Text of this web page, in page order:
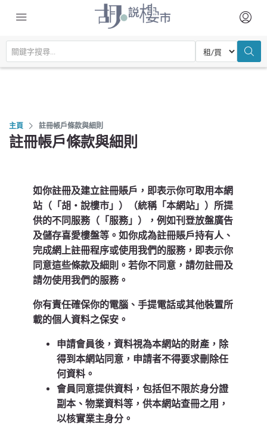
主頁 註冊帳戶條款與細則
註冊帳戶條款與細則
如你註冊及建立註冊賬戶，即表示你可取用本網
站（「胡‧說樓市」）（統稱「本網站」）所提
供的不同服務（「服務」），例如刊登放盤廣告
及儲存喜愛樓盤等。如你成為註冊賬戶持有人、
完成網上註冊程序或使用我們的服務，即表示你
同意這些條款及細則。若你不同意，請勿註冊及
請勿使用我們的服務。
你有責任確保你的電腦、手提電話或其他裝置所
載的個人資料之保安。
申請會員後，資料視為本網站的財產，除
得到本網站同意，申請者不得要求刪除任
何資料。
會員同意提供資料，包括但不限於身分證
副本、物業資料等，供本網站查冊之用，
以核實業主身分。